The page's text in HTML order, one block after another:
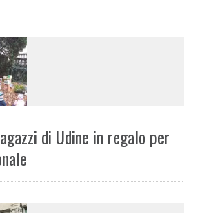
di Udine in regalo per